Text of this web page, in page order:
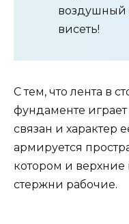
воздушный
висеть!
С тем, что лента в
фундаменте играет
связан и характер
армируется
котором и
стержни рабочие.